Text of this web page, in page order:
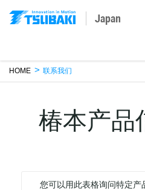
Japan
HOME 联系我们
椿本产品
您可以用此表格询问特定产